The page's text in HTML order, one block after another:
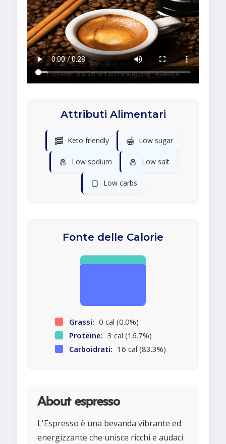
Attributi Alimentari
🥓 Keto friendly 🍯 Low sugar
🧂 Low sodium 🧂 Low salt
🍞 Low carbs
Fonte delle Calorie
Grassi: 0 cal (0.0%)
Proteine: 3 cal (16.7%)
Carboidrati: 16 cal (83.3%)
About espresso
L'Espresso è una bevanda vibrante ed
energizzante che unisce ricchi e audaci